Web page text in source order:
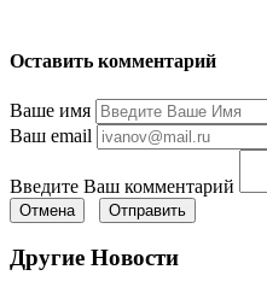
Оставить комментарий
Ваше имя
Ваш email
Введите Ваш комментарий
Отмена Отправить
Другие Новости